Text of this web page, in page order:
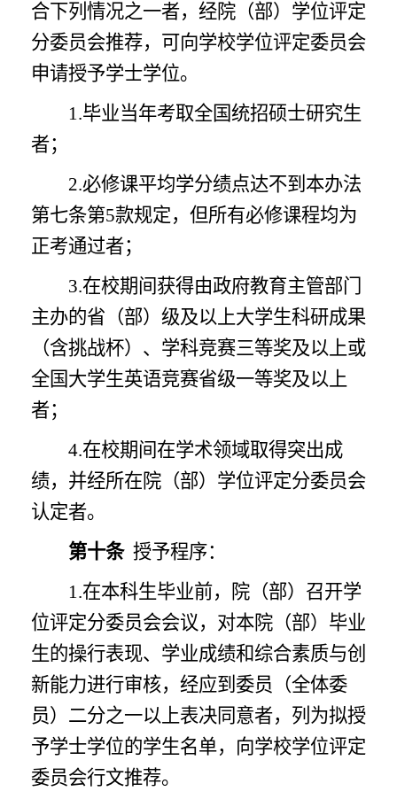
合下列情况之一者，经院（部）学位评定
分委员会推荐，可向学校学位评定委员会
申请授予学士学位。
1.毕业当年考取全国统招硕士研究生
者；
2.必修课平均学分绩点达不到本办法
第七条第5款规定，但所有必修课程均为
正考通过者；
3.在校期间获得由政府教育主管部门
主办的省（部）级及以上大学生科研成果
（含挑战杯）、学科竞赛三等奖及以上或
全国大学生英语竞赛省级一等奖及以上
者；
4.在校期间在学术领域取得突出成
绩，并经所在院（部）学位评定分委员会
认定者。
第十条 授予程序：
1.在本科生毕业前，院（部）召开学
位评定分委员会会议，对本院（部）毕业
生的操行表现、学业成绩和综合素质与创
新能力进行审核，经应到委员（全体委
员）二分之一以上表决同意者，列为拟授
予学士学位的学生名单，向学校学位评定
委员会行文推荐。